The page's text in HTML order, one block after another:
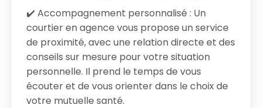
✔️ Accompagnement personnalisé : Un
courtier en agence vous propose un service
de proximité, avec une relation directe et des
conseils sur mesure pour votre situation
personnelle. Il prend le temps de vous
écouter et de vous orienter dans le choix de
votre mutuelle santé.